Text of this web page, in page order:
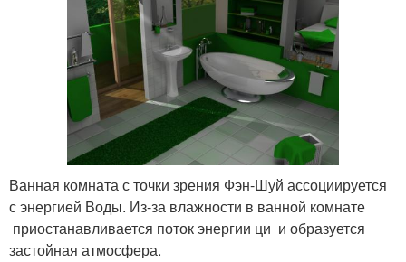
Ванная комната с точки зрения Фэн-Шуй ассоциируется
с энергией Воды. Из-за влажности в ванной комнате
приостанавливается поток энергии ци и образуется
застойная атмосфера.